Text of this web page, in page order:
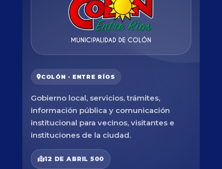
COLÓN · ENTRE RÍOS
Gobierno local, servicios, trámites,
información pública y comunicación
institucional para vecinos, visitantes e
instituciones de la ciudad.
12 DE ABRIL 500